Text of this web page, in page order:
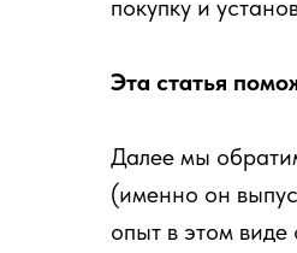
покупку и
Эта статья
Далее мы
(именно он
опыт в этом